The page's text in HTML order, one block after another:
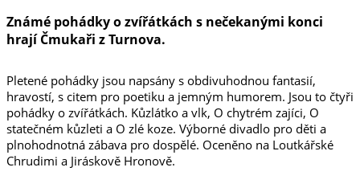
Známé pohádky o zvířátkách s nečekanými konci
hrají Čmukaři z Turnova.
Pletené pohádky jsou napsány s obdivuhodnou fantasií,
hravostí, s citem pro poetiku a jemným humorem. Jsou to čtyři
pohádky o zvířátkách. Kůzlátko a vlk, O chytrém zajíci, O
statečném kůzleti a O zlé koze. Výborné divadlo pro děti a
plnohodnotná zábava pro dospělé. Oceněno na Loutkářské
Chrudimi a Jiráskově Hronově.